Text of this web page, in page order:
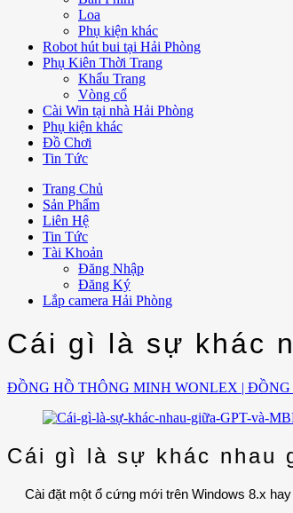
Loa
Phụ kiện khác
Robot hút bui tại Hải Phòng
Phụ Kiên Thời Trang
Khẩu Trang
Vòng cổ
Cài Win tại nhà Hải Phòng
Phụ kiện khác
Đồ Chơi
Tin Tức
Trang Chủ
Sản Phẩm
Liên Hệ
Tin Tức
Tài Khoản
Đăng Nhập
Đăng Ký
Lắp camera Hải Phòng
Cái gì là sự khác
ĐỒNG HỒ THÔNG MINH WONLEX |
Cái gì là sự khác nhau
Cài đặt một ổ cứng mới trên Windows 8.x